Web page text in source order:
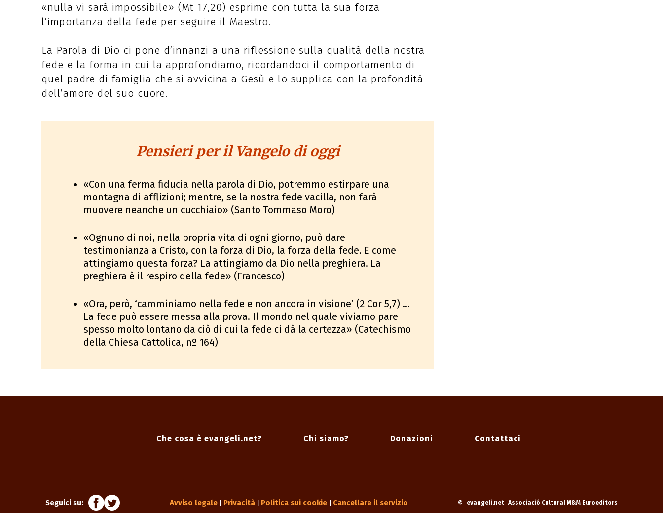
«nulla vi sarà impossibile» (Mt 17,20) esprime con tutta la sua forza
l’importanza della fede per seguire il Maestro.
La Parola di Dio ci pone d’innanzi a una riflessione sulla qualità della nostra
fede e la forma in cui la approfondiamo, ricordandoci il comportamento di
quel padre di famiglia che si avvicina a Gesù e lo supplica con la profondità
dell’amore del suo cuore.
Pensieri per il Vangelo di oggi
«Con una ferma fiducia nella parola di Dio, potremmo estirpare una
montagna di afflizioni; mentre, se la nostra fede vacilla, non farà
muovere neanche un cucchiaio» (Santo Tommaso Moro)
«Ognuno di noi, nella propria vita di ogni giorno, può dare
testimonianza a Cristo, con la forza di Dio, la forza della fede. E come
attingiamo questa forza? La attingiamo da Dio nella preghiera. La
preghiera è il respiro della fede» (Francesco)
«Ora, però, ‘camminiamo nella fede e non ancora in visione’ (2 Cor 5,7) ...
La fede può essere messa alla prova. Il mondo nel quale viviamo pare
spesso molto lontano da ciò di cui la fede ci dà la certezza» (Catechismo
della Chiesa Cattolica, nº 164)
Che cosa è evangeli.net? Chi siamo? Donazioni Contattaci
Seguici su: © evangeli.net Associació Cultural M&M Euroeditors
Avviso legale Privacità Politica sui cookie Cancellare il servizio